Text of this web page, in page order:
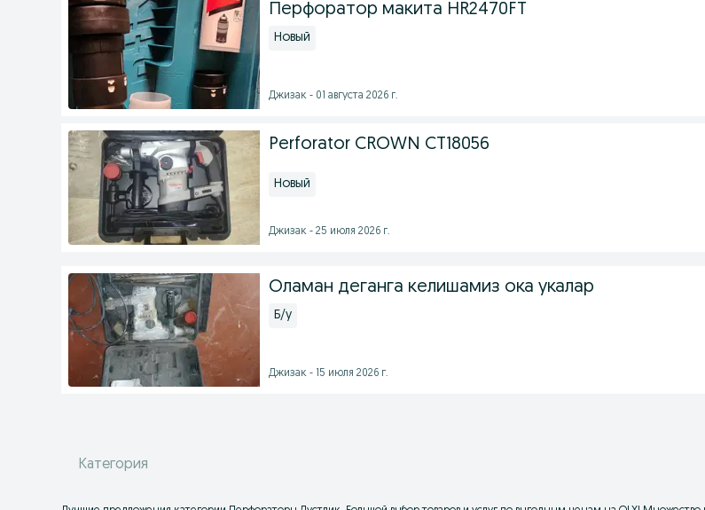
Перфоратор макита HR2470FT
Новый
Джизак - 01 августа 2026 г.
Perforator CROWN CT18056
Новый
Джизак - 25 июля 2026 г.
Оламан деганга келишамиз ока укалар
Б/у
Джизак - 15 июля 2026 г.
Категория